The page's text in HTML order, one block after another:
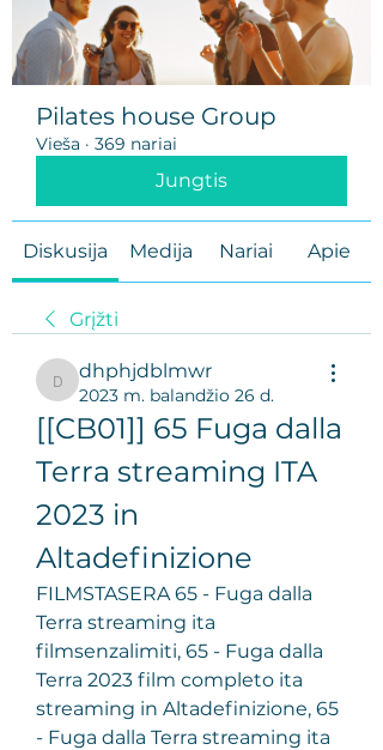
Pilates house Group
Vieša · 369 nariai
Jungtis
Diskusija Medija Nariai Apie
Grįžti
dhphjdblmwr
dhphjdblmwr
2023 m. balandžio 26 d.
[[CB01]] 65 Fuga dalla
Terra streaming ITA
2023 in
Altadefinizione
FILMSTASERA 65 - Fuga dalla
Terra streaming ita
filmsenzalimiti, 65 - Fuga dalla
Terra 2023 film completo ita
streaming in Altadefinizione, 65
- Fuga dalla Terra streaming ita